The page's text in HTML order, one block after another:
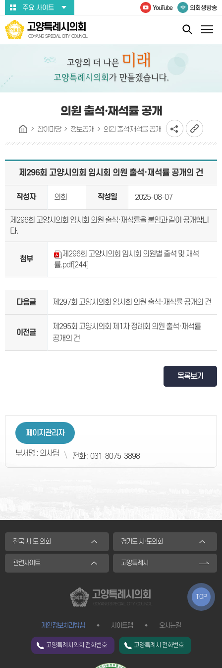
본문바로가기주요 사이트 YouTube 의회생방송
고양특례시의회
GOYANG SPECIAL CITY COUNCIL
의원 출석·재석률 공개
참여마당 정보공개 의원 출석·재석률 공개
제296회 고양시의회 임시회 의원 출석·재석률 공개의 건
작성자 의회 작성일 2025-08-07
제296회 고양시의회 임시회 의원 출석·재석률을 붙임과 같이 공개합니
다.
첨부
제296회 고양시의회 임시회 의원별 출석 및 재석
률.pdf[244]
다음글 제297회 고양시의회 임시회 의원 출석·재석률 공개의 건
이전글
제295회 고양시의회 제1차 정례회 의원 출석·재석률
공개의 건
목록보기
페이지관리자
부서명 : 의사팀 전화 : 031-8075-3898
TOP
전국 시·도 의회 경기도 시·도의회
관련사이트 고양특례시
고양특례시의회
GOYANG SPECIAL CITY COUNCIL
개인정보처리방침 사이트맵 오시는길
고양특례시의회 전화번호 고양특례시 전화번호